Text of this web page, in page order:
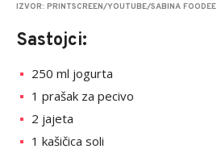
IZVOR: PRINTSCREEN/YOUTUBE/SABINA FOODEE
Sastojci:
250 ml jogurta
1 prašak za pecivo
2 jajeta
1 kašičica soli